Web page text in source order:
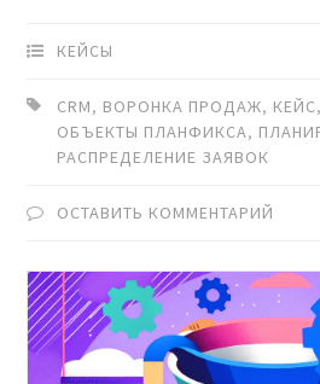
КЕЙСЫ
CRM, ВОРОНКА ПРОДАЖ, КЕЙС,
ОБЪЕКТЫ ПЛАНФИКСА,
РАСПРЕДЕЛЕНИЕ ЗАЯВОК
ОСТАВИТЬ КОММЕНТАРИЙ